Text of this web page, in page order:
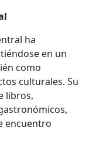
ha
en un
como
culturales. Su
libros,
encuentro